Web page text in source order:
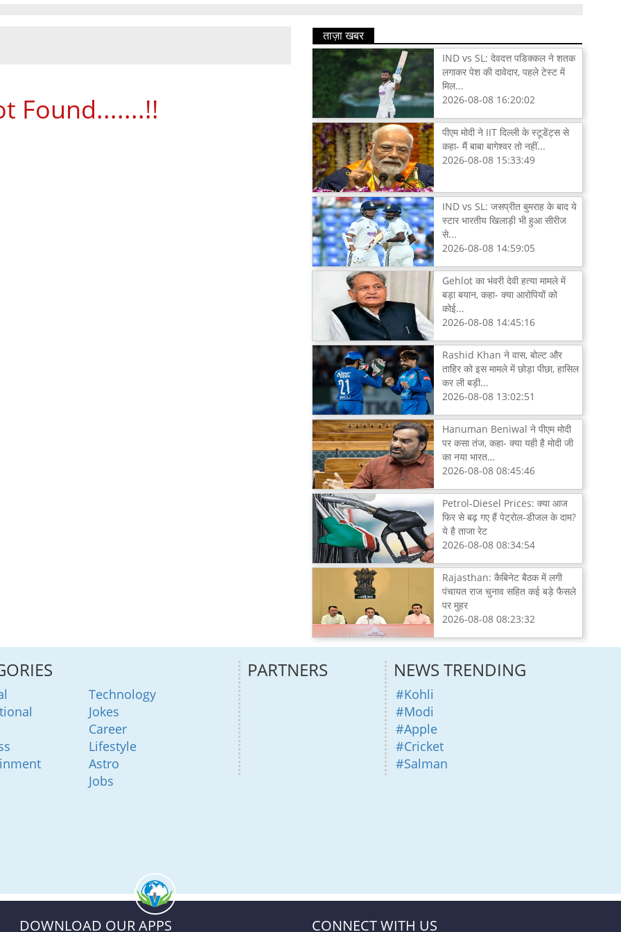
Found.......!!
ताज़ा खबर
IND vs SL: देवदत्त पडिक्कल ने शतक
लगाकर पेश की दावेदार, पहले टेस्ट में
मिल...
2026-08-08 16:20:02
पीएम मोदी ने IIT दिल्ली के स्टूडेंट्स से
कहा- मैं बाबा बागेश्वर तो नहीं...
2026-08-08 15:33:49
IND vs SL: जसप्रीत बुमराह के बाद ये
स्टार भारतीय खिलाड़ी भी हुआ सीरीज
से...
2026-08-08 14:59:05
Gehlot का भंवरी देवी हत्या मामले में
बड़ा बयान, कहा- क्या आरोपियों को
कोई...
2026-08-08 14:45:16
Rashid Khan ने वास, बोल्ट और
ताहिर को इस मामले में छोड़ा पीछा, हासिल
कर ली बड़ी...
2026-08-08 13:02:51
Hanuman Beniwal ने पीएम मोदी
पर कसा तंज, कहा- क्या यही है मोदी जी
का नया भारत…
2026-08-08 08:45:46
Petrol-Diesel Prices: क्या आज
फिर से बढ़ गए हैं पेट्रोल-डीजल के दाम?
ये है ताजा रेट
2026-08-08 08:34:54
Rajasthan: कैबिनेट बैठक में लगी
पंचायत राज चुनाव सहित कई बड़े फैसले
पर मुहर
2026-08-08 08:23:32
Technology
Jokes
Career
Lifestyle
Astro
Jobs
PARTNERS NEWS TRENDING
#Kohli
#Modi
#Apple
#Cricket
#Salman
DOWNLOAD OUR APPS CONNECT WITH US